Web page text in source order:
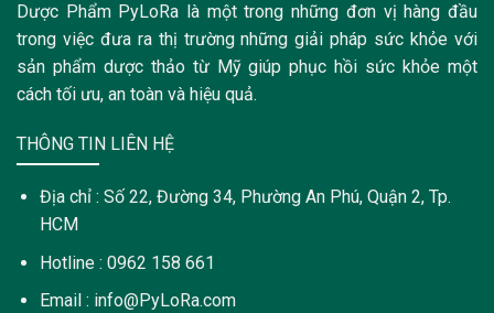
Dược Phẩm PyLoRa là một trong những đơn vị hàng đầu
trong việc đưa ra thị trường những giải pháp sức khỏe với
sản phẩm dược thảo từ Mỹ giúp phục hồi sức khỏe một
cách tối ưu, an toàn và hiệu quả.
THÔNG TIN LIÊN HỆ
Địa chỉ : Số 22, Đường 34, Phường An Phú, Quận 2, Tp.
HCM
Hotline : 0962 158 661
Email : info@PyLoRa.com